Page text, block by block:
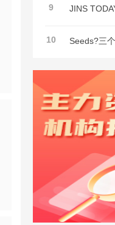
9 JINS
10 Seeds?三